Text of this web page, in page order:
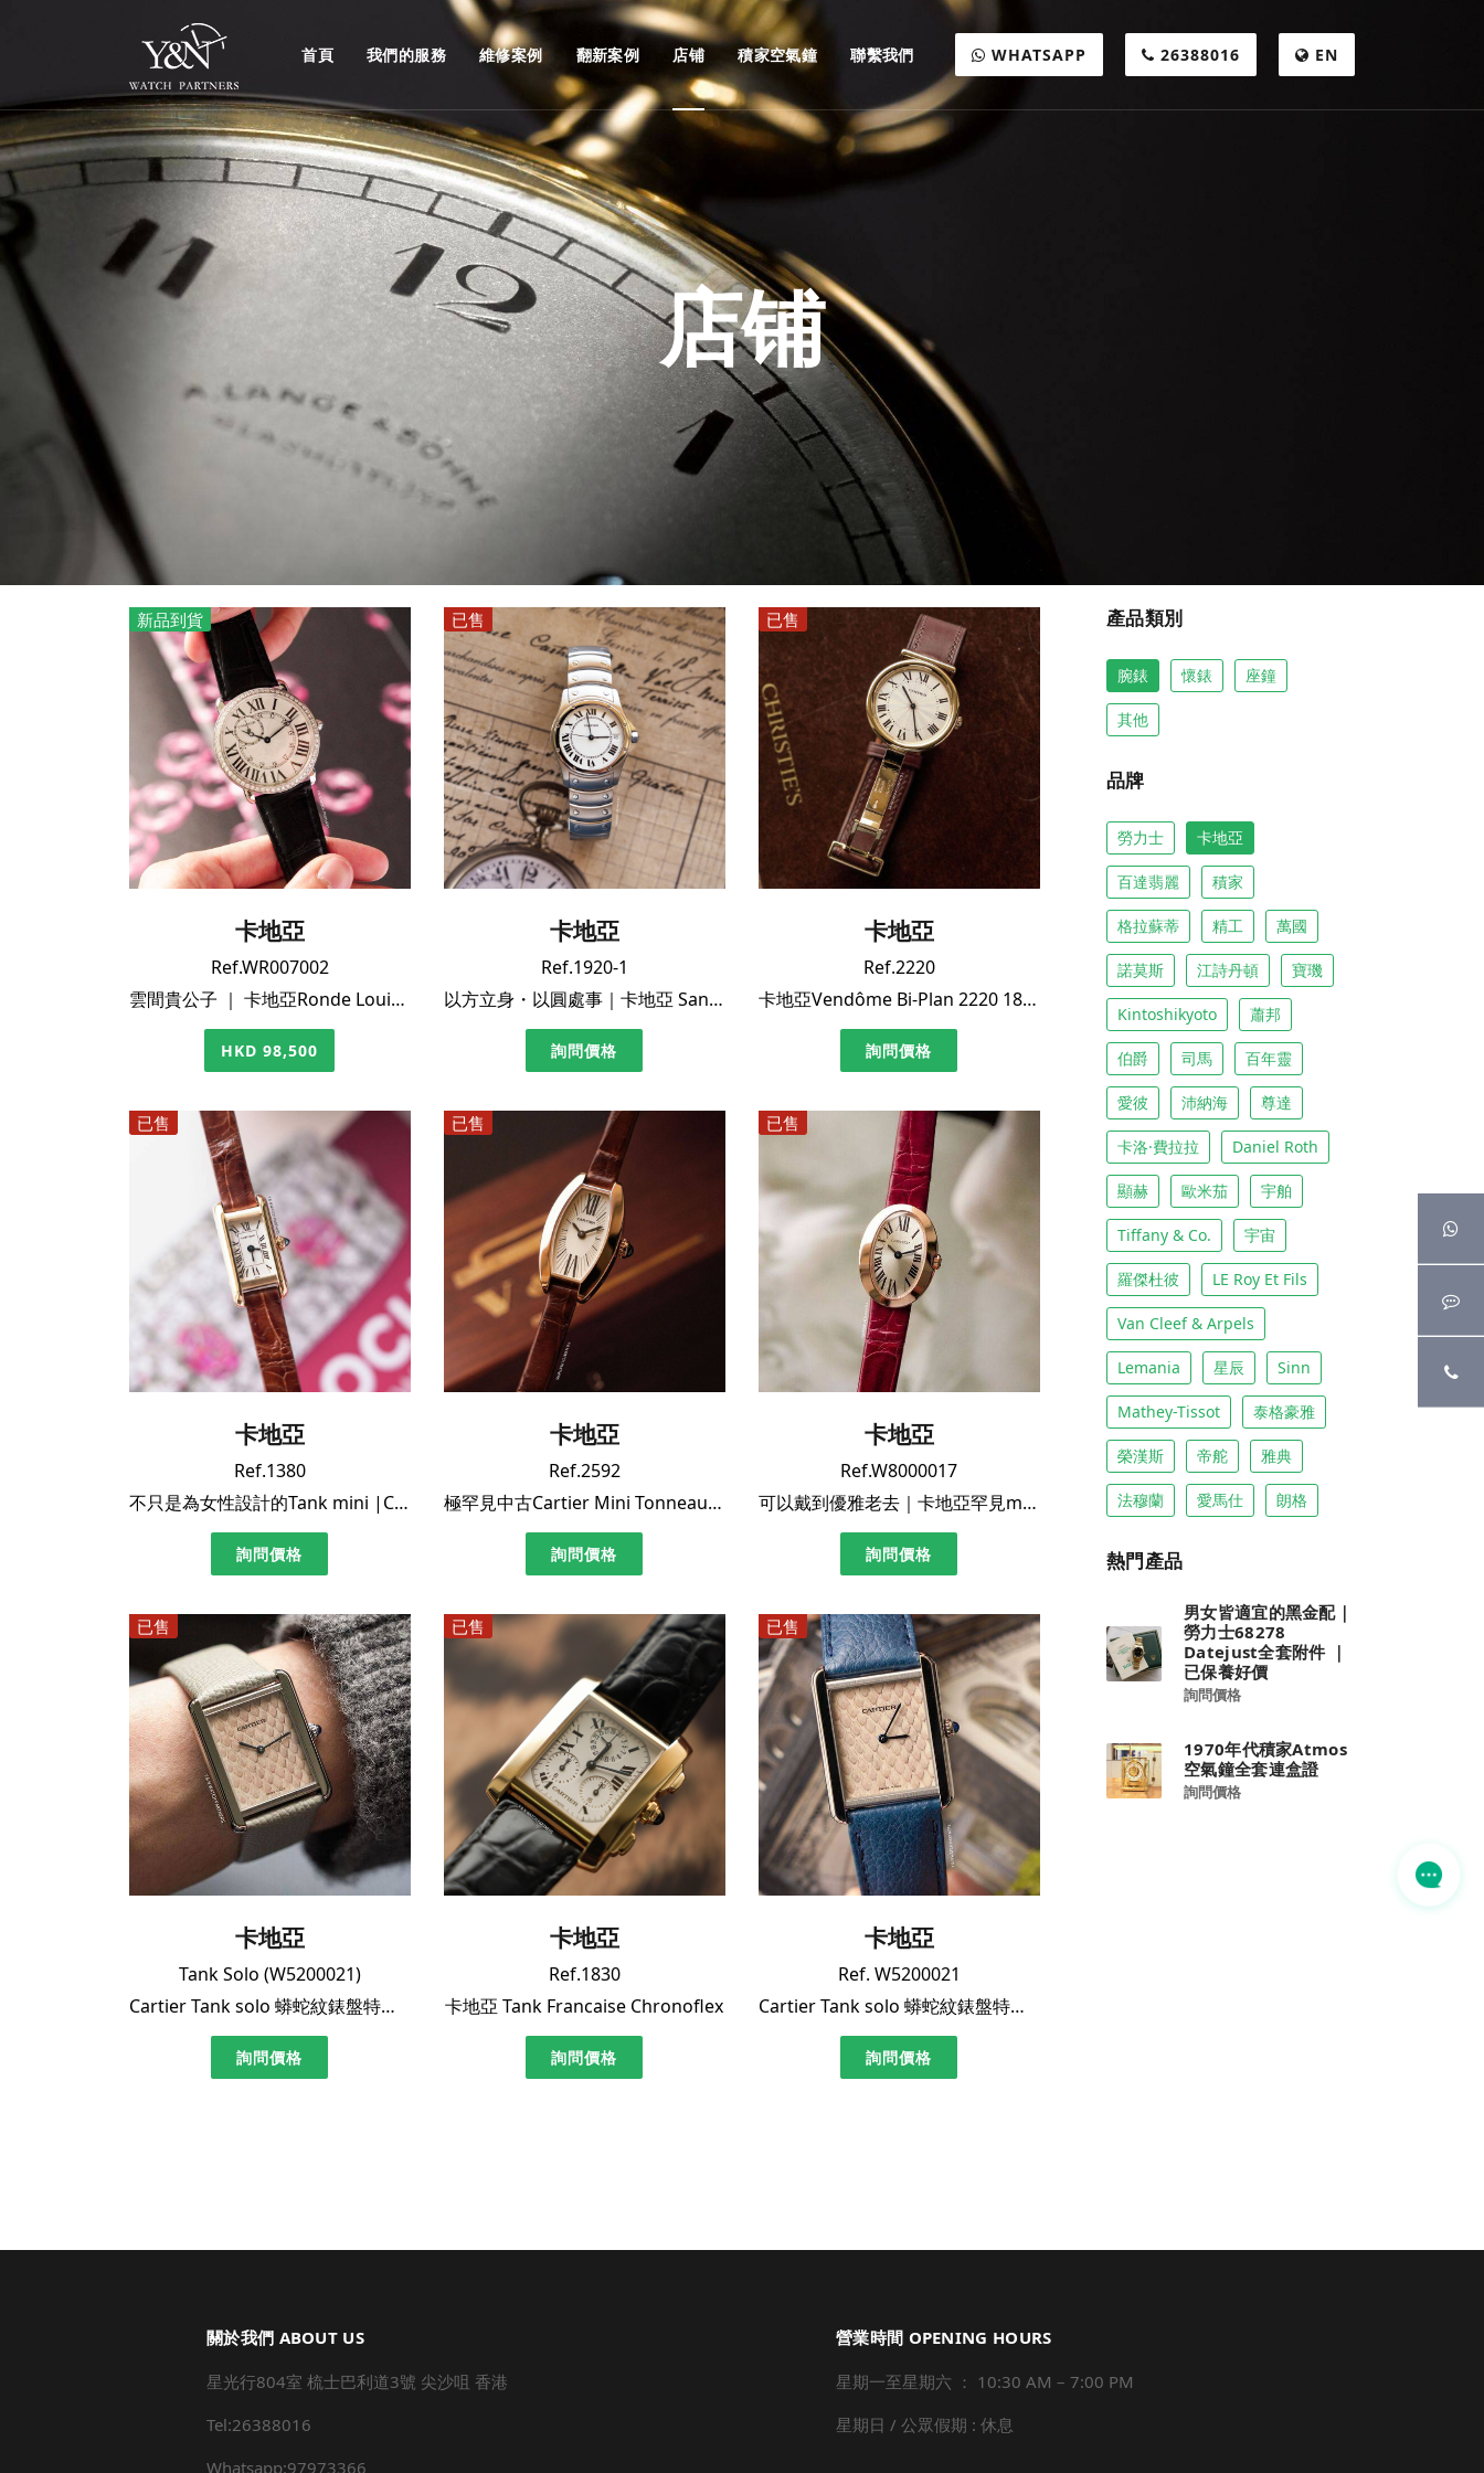
首頁 我們的服務 維修案例 翻新案例 店铺 積家空氣鐘 聯繫我們 WHATSAPP 26388016 EN
店铺
新品到貨
卡地亞
Ref.WR007002
雲間貴公子 ｜ 卡地亞Ronde Louis 18K白金鑽圈正裝錶
HKD 98,500
已售
卡地亞
Ref.1920-1
以方立身・以圓處事｜卡地亞 Santos 罕見圓形款｜單錶已保養
詢問價格
已售
卡地亞
Ref.2220
卡地亞Vendôme Bi-Plan 2220 18k 黃金
詢問價格
已售
卡地亞
Ref.1380
不只是為女性設計的Tank mini |Cartier 黃金Tank Mini Allongée 1380
詢問價格
已售
卡地亞
Ref.2592
極罕見中古Cartier Mini Tonneau ｜18k 玫瑰金 ｜極美單錶
詢問價格
已售
卡地亞
Ref.W8000017
可以戴到優雅老去｜卡地亞罕見mini Baignoire “小浴缸”｜超靚單錶
詢問價格
已售
卡地亞
Tank Solo (W5200021)
Cartier Tank solo 蟒蛇紋錶盤特別款｜罕見XL男士尺寸
詢問價格
已售
卡地亞
Ref.1830
卡地亞 Tank Francaise Chronoflex
詢問價格
已售
卡地亞
Ref. W5200021
Cartier Tank solo 蟒蛇紋錶盤特別款｜罕見XL男士尺寸
詢問價格
產品類別
腕錶 懷錶 座鐘
其他
品牌
勞力士 卡地亞
百達翡麗 積家
格拉蘇蒂 精工 萬國
諾莫斯 江詩丹頓 寶璣
Kintoshikyoto 蕭邦
伯爵 司馬 百年靈
愛彼 沛納海 尊達
卡洛·費拉拉 Daniel Roth
顯赫 歐米茄 宇舶
Tiffany & Co. 宇宙
羅傑杜彼 LE Roy Et Fils
Van Cleef & Arpels
Lemania 星辰 Sinn
Mathey-Tissot 泰格豪雅
榮漢斯 帝舵 雅典
法穆蘭 愛馬仕 朗格
熱門產品
男女皆適宜的黑金配｜
勞力士68278
Datejust全套附件 ｜
已保養好價
詢問價格
1970年代積家Atmos
空氣鐘全套連盒證
詢問價格
關於我們 ABOUT US
星光行804室 梳士巴利道3號 尖沙咀 香港
Tel:26388016
Whatsapp:97973366
營業時間 OPENING HOURS
星期一至星期六 ： 10:30 AM – 7:00 PM
星期日 / 公眾假期 : 休息